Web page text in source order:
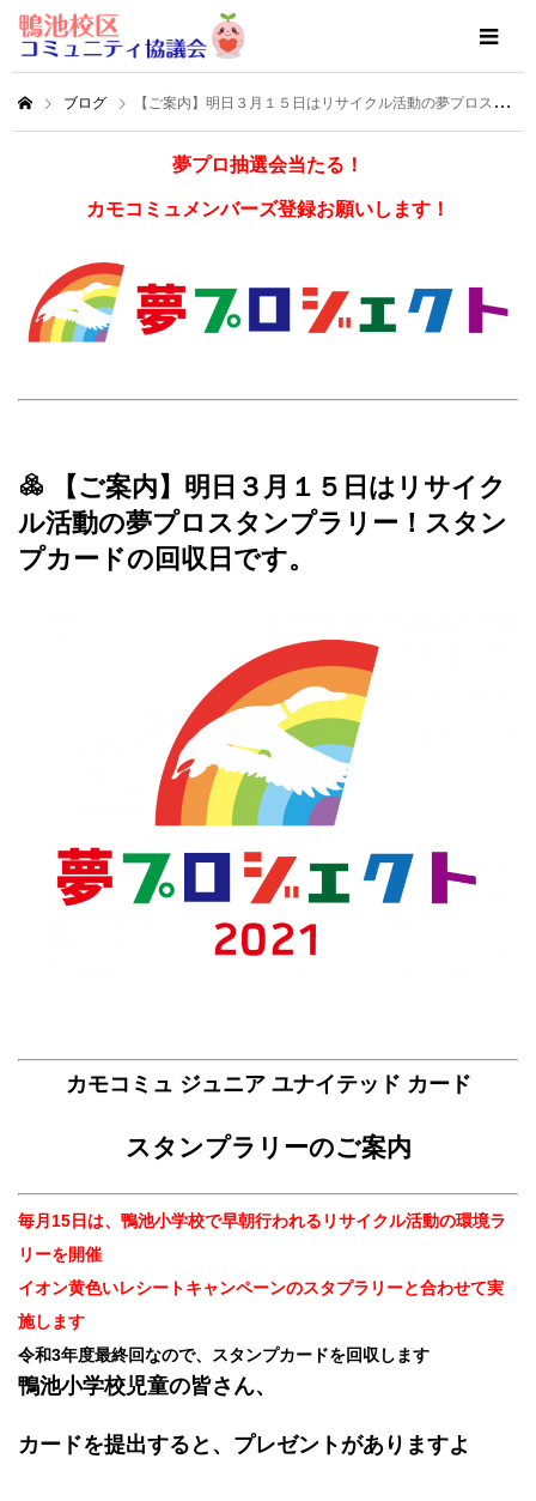
ブログ 【ご案内】明日３月１５日はリサイクル活動の夢プロスタンプラリー！スタンプカードの回収日です。
夢プロ抽選会当たる！
カモコミュメンバーズ登録お願いします！
【ご案内】明日３月１５日はリサイク
ル活動の夢プロスタンプラリー！スタン
プカードの回収日です。
カモコミュ ジュニア ユナイテッド カード
スタンプラリーのご案内
毎月15日は、鴨池小学校で早朝行われるリサイクル活動の環境ラ
リーを開催
イオン黄色いレシートキャンペーンのスタプラリーと合わせて実
施します
令和3年度最終回なので、スタンプカードを回収します
鴨池小学校児童の皆さん、
カードを提出すると、プレゼントがありますよ